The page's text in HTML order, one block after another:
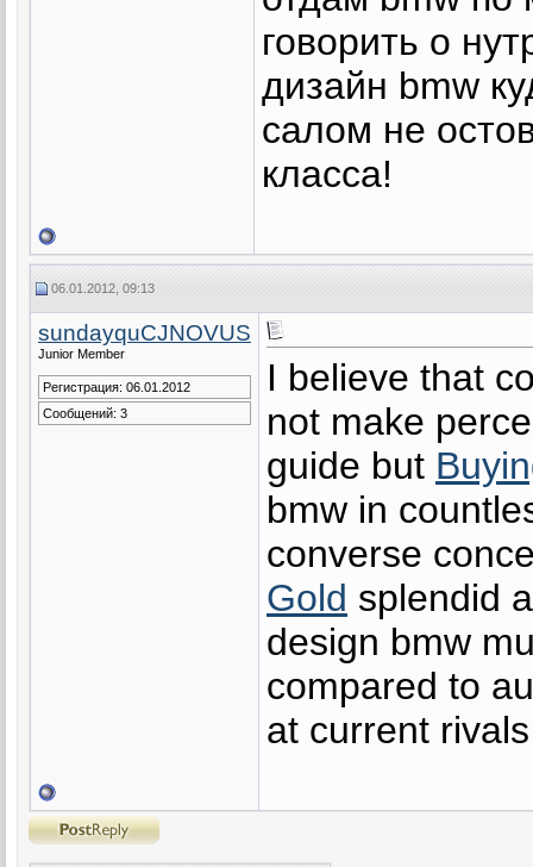
говорить о
дизайн bmw
салом не
класса!
06.01.2012, 09:13
sundayquCJNOVUS
Junior Member
Регистрация: 06.01.2012
Сообщений: 3
I believe that
not make
guide but
bmw in
converse
Gold splendid
design bmw
compared to
at current